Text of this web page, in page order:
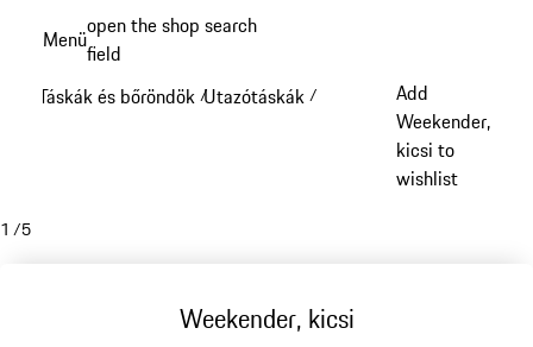
tartalomra
Menüopen the shop search
field
Táskák és bőröndök /Utazótáskák /
Add
Weekender,
kicsi to
wishlist
1 /5
Weekender, kicsi